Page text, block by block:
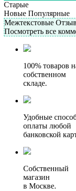
Старые
Новые Популярные
Межтекстовые
Посмотреть все
100% товаров
собственном
складе.
Удобные
оплаты любой
банковской
Собственный
магазин
в Москве.